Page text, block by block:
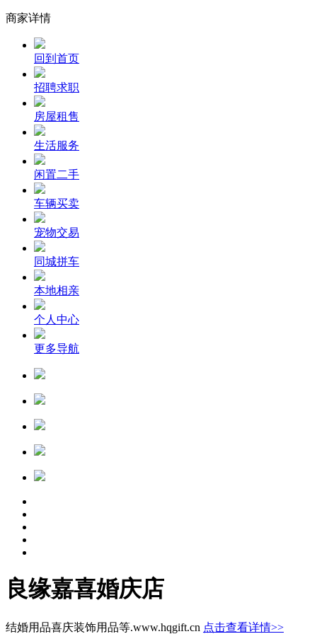
商家详情
回到首页
招聘求职
房屋租售
生活服务
闲置二手
车辆买卖
宠物交易
同城拼车
本地相亲
个人中心
更多导航
良缘嘉喜婚庆店
结婚用品喜庆装饰用品等.www.hqgift.cn 点击查看详情>>